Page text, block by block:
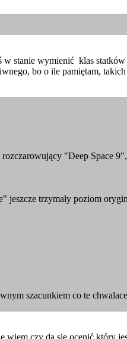
w stanie wymienić klas
bo o ile pamiętam,
"Deep Space
trzymały poziom
szacunkiem co te
wiem czy da się ocenić który